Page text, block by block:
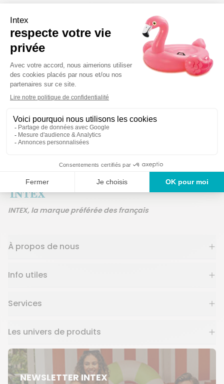
Détails techniques
Un service en France
INTEX, la marque préférée des français
À propos de nous
Info utiles
Services
Les univers de produits
NEWSLETTER INTEX